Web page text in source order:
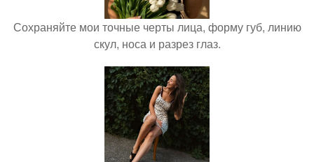
Сохраняйте мои точные черты лица, форму губ, линию
скул, носа и разрез глаз.